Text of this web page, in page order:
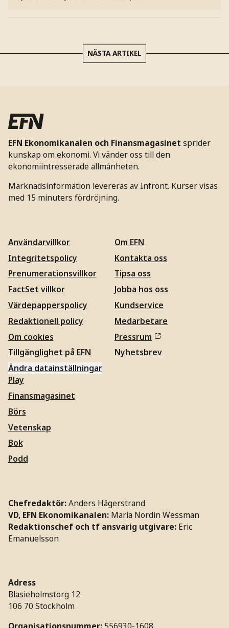
NÄSTA ARTIKEL
EFN Ekonomikanalen och Finansmagasinet sprider
kunskap om ekonomi. Vi vänder oss till den
ekonomiintresserade allmänheten.
Marknadsinformation levereras av Infront. Kurser visas
med 15 minuters fördröjning.
Användarvillkor
Integritetspolicy
Prenumerationsvillkor
FactSet villkor
Värdepapperspolicy
Redaktionell policy
Om cookies
Tillgänglighet på EFN
Ändra datainställningar
Om EFN
Kontakta oss
Tipsa oss
Jobba hos oss
Kundservice
Medarbetare
Pressrum
Nyhetsbrev
Play
Finansmagasinet
Börs
Vetenskap
Bok
Podd
Chefredaktör:Anders Hägerstrand
VD, EFN Ekonomikanalen: Maria Nordin Wessman
Redaktionschef och tf ansvarig utgivare: Eric
Emanuelsson
Adress
Blasieholmstorg 12
106 70 Stockholm
Organisationsnummer: 556930-1608